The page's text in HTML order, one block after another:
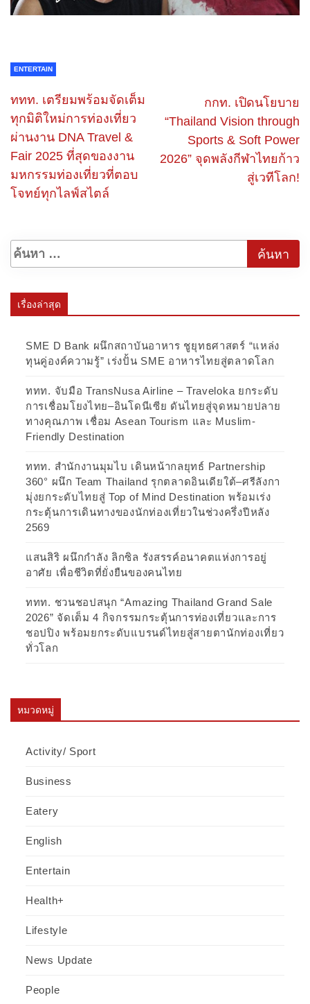
ENTERTAIN
ททท. เตรียมพร้อมจัดเต็ม
ทุกมิติใหม่การท่องเที่ยว
ผ่านงาน DNA Travel &
Fair 2025 ที่สุดของงาน
มหกรรมท่องเที่ยวที่ตอบ
โจทย์ทุกไลฟ์สไตล์
กกท. เปิดนโยบาย
“Thailand Vision through
Sports & Soft Power
2026” จุดพลังกีฬาไทยก้าว
สู่เวทีโลก!
เรื่องล่าสุด
SME D Bank ผนึกสถาบันอาหาร ชูยุทธศาสตร์ “แหล่ง
ทุนคู่องค์ความรู้” เร่งปั้น SME อาหารไทยสู่ตลาดโลก
ททท. จับมือ TransNusa Airline – Traveloka ยกระดับ
การเชื่อมโยงไทย–อินโดนีเซีย ดันไทยสู่จุดหมายปลาย
ทางคุณภาพ เชื่อม Asean Tourism และ Muslim-
Friendly Destination
ททท. สำนักงานมุมไบ เดินหน้ากลยุทธ์ Partnership
360° ผนึก Team Thailand รุกตลาดอินเดียใต้–ศรีลังกา
มุ่งยกระดับไทยสู่ Top of Mind Destination พร้อมเร่ง
กระตุ้นการเดินทางของนักท่องเที่ยวในช่วงครึ่งปีหลัง
2569
แสนสิริ ผนึกกำลัง ลิกซิล รังสรรค์อนาคตแห่งการอยู่
อาศัย เพื่อชีวิตที่ยั่งยืนของคนไทย
ททท. ชวนชอปสนุก “Amazing Thailand Grand Sale
2026” จัดเต็ม 4 กิจกรรมกระตุ้นการท่องเที่ยวและการ
ชอปปิง พร้อมยกระดับแบรนด์ไทยสู่สายตานักท่องเที่ยว
ทั่วโลก
หมวดหมู่
Activity/ Sport
Business
Eatery
English
Entertain
Health+
Lifestyle
News Update
People